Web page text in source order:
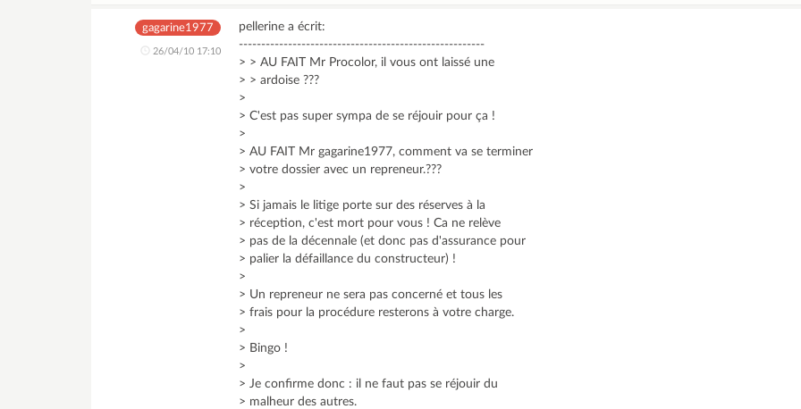
gagarine1977
26/04/10 17:10
pellerine a écrit:
-------------------------------------------------------
> > AU FAIT Mr Procolor, il vous ont laissé une
> > ardoise ???
>
> C'est pas super sympa de se réjouir pour ça !
>
> AU FAIT Mr gagarine1977, comment va se terminer
> votre dossier avec un repreneur.???
>
> Si jamais le litige porte sur des réserves à la
> réception, c'est mort pour vous ! Ca ne relève
> pas de la décennale (et donc pas d'assurance pour
> palier la défaillance du constructeur) !
>
> Un repreneur ne sera pas concerné et tous les
> frais pour la procédure resterons à votre charge.
>
> Bingo !
>
> Je confirme donc : il ne faut pas se réjouir du
> malheur des autres.